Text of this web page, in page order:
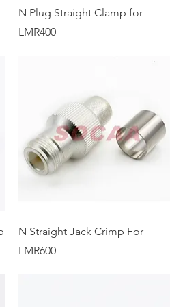
N Plug Straight Clamp for
LMR400
N Straight Jack Crimp For
LMR600